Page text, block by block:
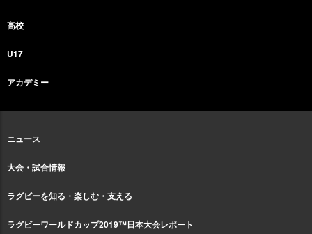
高校
U17
アカデミー
ニュース
大会・試合情報
ラグビーを知る・楽しむ・支える
ラグビーワールドカップ2019™日本大会レポート